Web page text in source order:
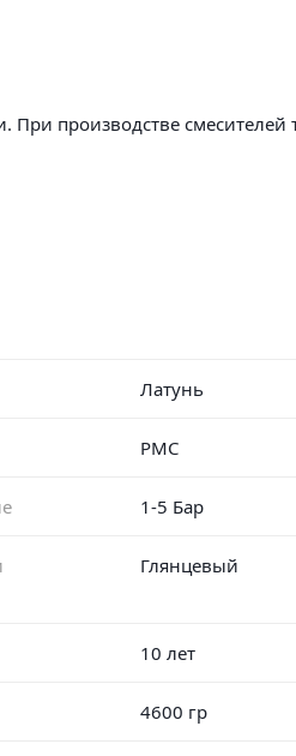
производстве смесителей
Латунь
РМС
1-5 Бар
Глянцевый
10 лет
4600 гр